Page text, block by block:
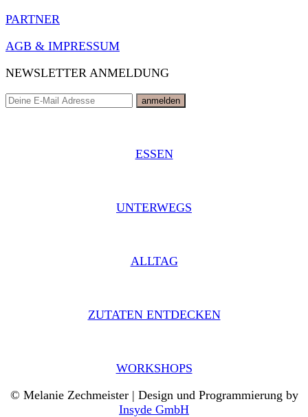
PARTNER
AGB & IMPRESSUM
NEWSLETTER ANMELDUNG
ESSEN
UNTERWEGS
ALLTAG
ZUTATEN ENTDECKEN
WORKSHOPS
© Melanie Zechmeister | Design und Programmierung by
Insyde GmbH